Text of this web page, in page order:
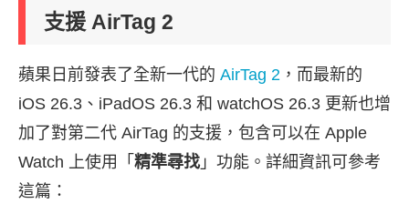
支援 AirTag 2
蘋果日前發表了全新一代的 AirTag 2 ，而最新的
iOS 26.3、iPadOS 26.3 和 watchOS 26.3 更新也增
加了對第二代 AirTag 的支援，包含可以在 Apple
Watch 上使用「 精準尋找」功能。詳細資訊可參考
這篇：